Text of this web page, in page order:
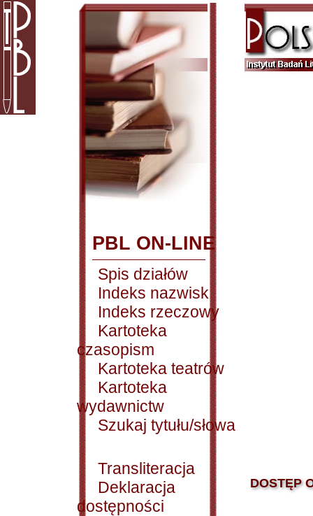
PBL ON-LINE
Spis działów
Indeks nazwisk
Indeks rzeczowy
Kartoteka
czasopism
Kartoteka teatrów
Kartoteka
wydawnictw
Szukaj tytułu/słowa
Transliteracja
Deklaracja
dostępności
DOSTĘP